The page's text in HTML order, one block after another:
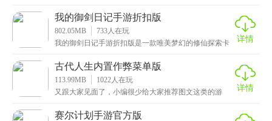
我的御剑日记手游折扣版
802.05MB 733 人在玩
我的御剑日记手游折扣版是一款唯美梦幻的修仙探索卡
仙气
详情
古代人生内置作弊菜单版
113.99MB 1022 人在玩
又跟大家见面了，小编很少给大家推荐图文这类的游
单版，
详情
赛尔计划手游官方版